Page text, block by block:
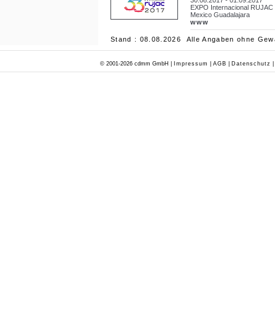
EXPO Internacional RUJAC
Mexico Guadalajara
www
Stand : 08.08.2026 Alle Angaben ohne
© 2001-2026 cdmm GmbH | Impressum AGB Datenschutz